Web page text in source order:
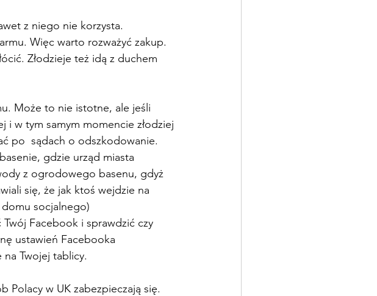
z niego nie korzysta.
Więc warto rozważyć zakup.
Złodzieje też idą z duchem
Może to nie istotne, ale jeśli
w tym samym momencie złodziej
po  sądach o odszkodowanie.
gdzie urząd miasta
z ogrodowego basenu, gdyż
się, że jak ktoś wejdzie na
socjalnego)
Facebook i sprawdzić czy
ustawień Facebooka
Twojej tablicy.
Polacy w UK zabezpieczają się.